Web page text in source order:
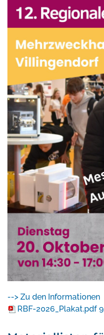
--> Zu den Informationen
RBF-2026_Plakat.pdf